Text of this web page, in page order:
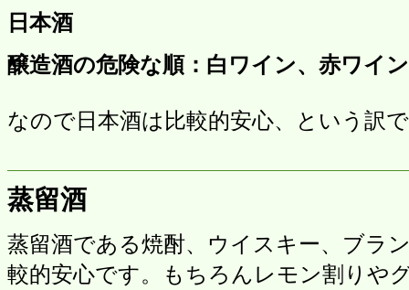
日本酒
醸造酒の危険な順：白ワイン、赤ワイ
なので日本酒は比較的安心、という訳
蒸留酒
蒸留酒である焼酎、ウイスキー、ブラ
較的安心です。もちろんレモン割りや